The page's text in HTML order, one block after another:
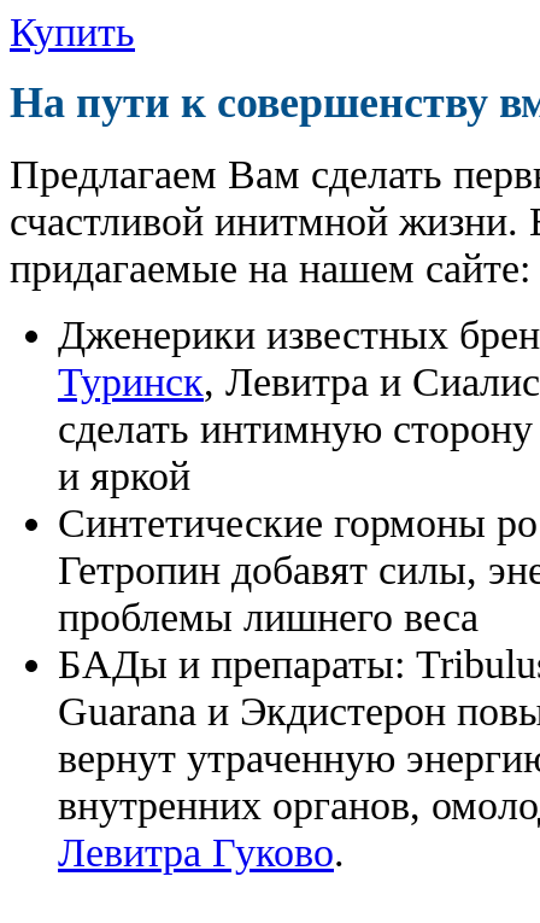
Купить
На пути к совершенству
Предлагаем Вам сделать
счастливой инитмной жизни.
придагаемые на нашем сайте:
Дженерики известных
Туринск, Левитра и
сделать интимную
и яркой
Синтетические гормоны
Гетропин добавят силы,
проблемы лишнего веса
БАДы и препараты:
Guarana и Экдистерон
вернут утраченную
внутренних органов,
Левитра Гуково.